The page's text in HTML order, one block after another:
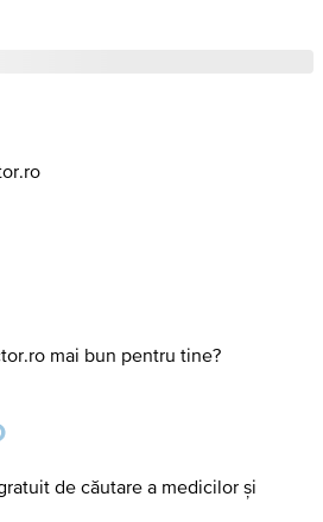
mai bun pentru tine?
de căutare a medicilor și